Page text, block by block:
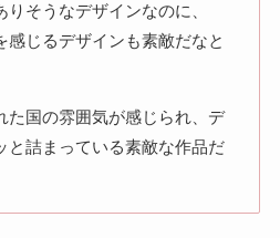
そうなデザインなのに、
感じるデザインも素敵だなと
た国の雰囲気が感じられ、デ
と詰まっている素敵な作品だ